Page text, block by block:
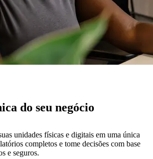
do seu negócio
unidades físicas e digitais em uma única
completos e tome decisões com base
e seguros.